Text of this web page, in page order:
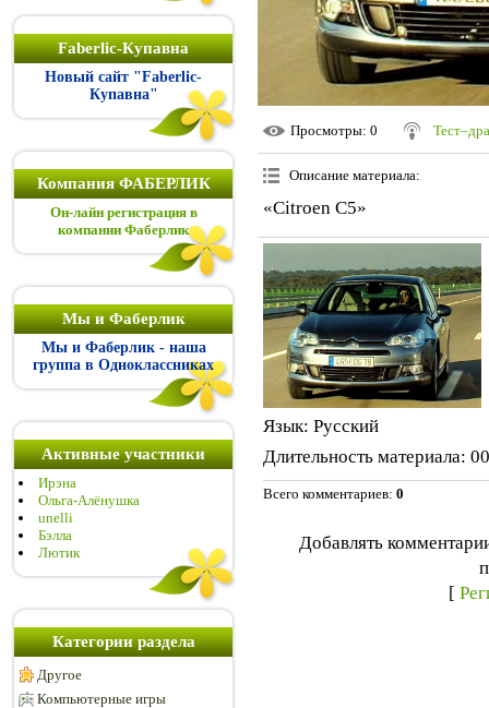
Faberlic-Купавна
Новый сайт "Faberlic-
Купавна"
Компания ФАБЕРЛИК
Он-лайн регистрация в
компании Фаберлик
Мы и Фаберлик
Мы и Фаберлик - наша
группа в Одноклассниках
Активные участники
Ирэна
Ольга-Алёнушка
unelli
Бэлла
Лютик
Категории раздела
Другое
Компьютерные игры
Просмотры: 0
Описание материала:
«Citroen C5»
Язык: Русский
Длительность материала:
Всего комментариев: 0
Добавлять
[